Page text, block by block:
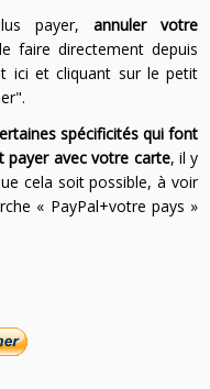
payer,annuler votre
faire directement depuis
ici et cliquant sur le petit
spécificités qui font
payer avec votre carte, il y
cela soit possible, à voir
« PayPal+votre pays »